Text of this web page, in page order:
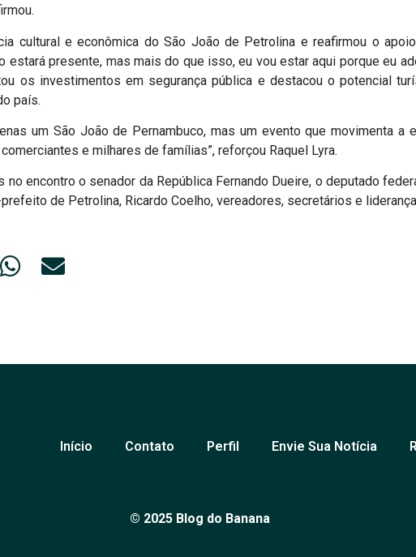
cultural e econômica do São João de Petrolina e reafirmou o
estará presente, mas mais do que isso, eu vou estar aqui porque eu
os investimentos em segurança pública e destacou o potencial
país.
um São João de Pernambuco, mas um evento que movimenta a
e milhares de famílias”, reforçou Raquel Lyra.
encontro o senador da República Fernando Dueire, o deputado
de Petrolina, Ricardo Coelho, vereadores, secretários e
Início Contato Perfil Envie Sua Notícia
© 2025 Blog do Banana